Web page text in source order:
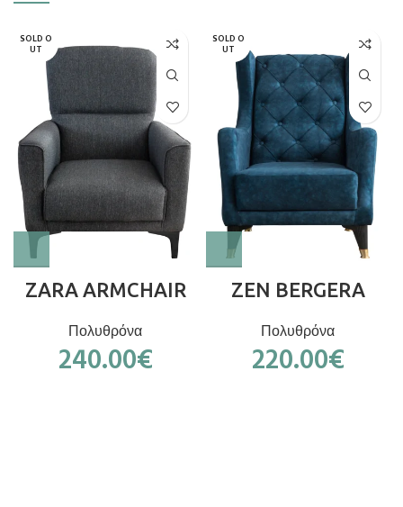
SOLD O
UT
ZARA ARMCHAIR
Πολυθρόνα
240.00€
SOLD O
UT
ZEN BERGERA
Πολυθρόνα
220.00€